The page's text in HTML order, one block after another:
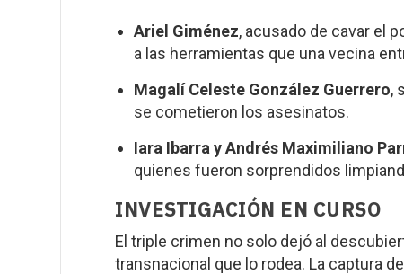
Ariel Giménez, acusado de cavar el
a las herramientas que una vecina
Magalí Celeste González Guerrero,
se cometieron los asesinatos.
Iara Ibarra y Andrés Maximiliano
quienes fueron sorprendidos
INVESTIGACIÓN EN CURSO
El triple crimen no solo dejó al
transnacional que lo rodea. La captura